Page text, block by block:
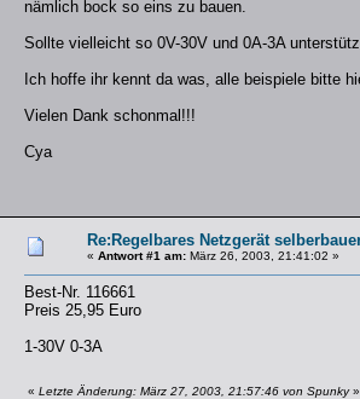
nämlich bock so eins zu bauen.
Sollte vielleicht so 0V-30V und 0A-3A
Ich hoffe ihr kennt da was, alle beispiele bitte
Vielen Dank schonmal!!!
Cya
Re:Regelbares Netzgerät
« Antwort #1 am: März 26, 2003, 21:41:02 »
Best-Nr. 116661
Preis 25,95 Euro
1-30V 0-3A
« Letzte Änderung: März 27, 2003, 21:57:46 von Spunky»